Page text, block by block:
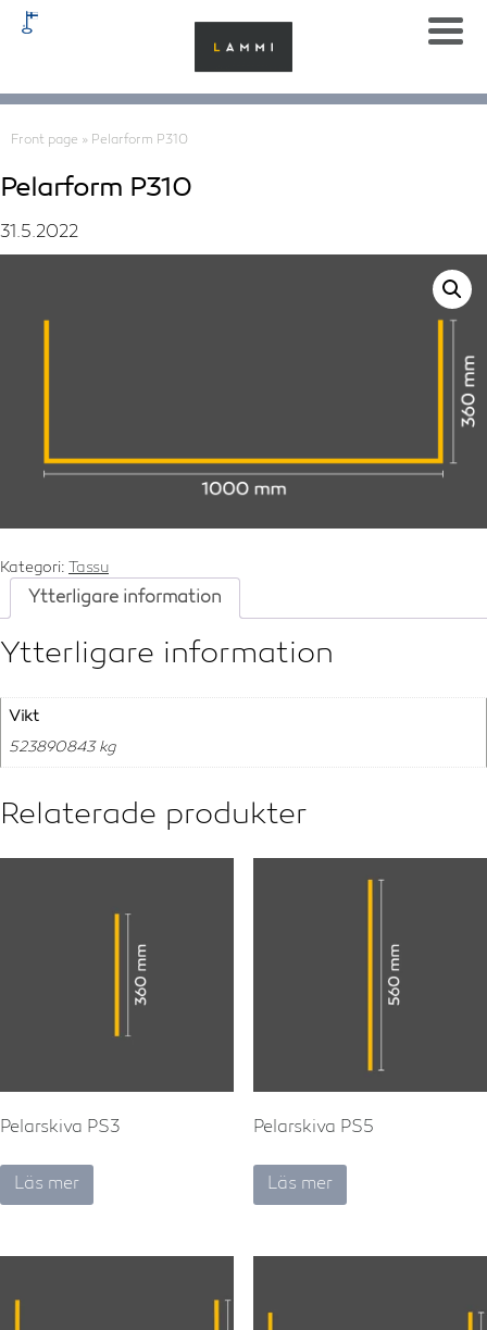
Front page » Pelarform P310
Pelarform P310
31.5.2022
Kategori: Tassu
Ytterligare information
Ytterligare information
Vikt
523890843 kg
Relaterade produkter
Pelarskiva PS3
Läs mer
Pelarskiva PS5
Läs mer